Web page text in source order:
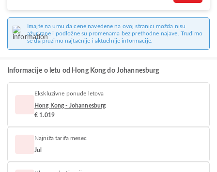
Imajte na umu da cene navedene na ovoj stranici možda nisu
ažurirane i podložne su promenama bez prethodne najave. Trudimo
se da pružimo najtačnije i aktuelnije informacije.
Informacije o letu od Hong Kong do Johannesburg
Ekskluzivne ponude letova
Hong Kong - Johannesburg
€ 1.019
Najniža tarifa mesec
Jul